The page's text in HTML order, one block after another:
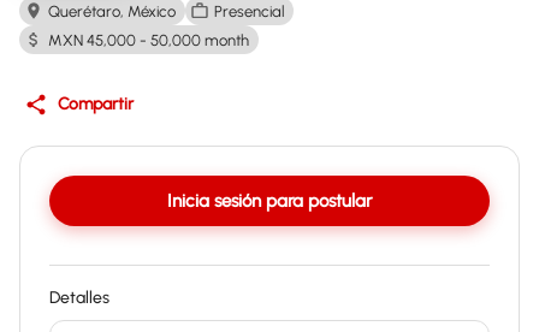
Querétaro, México
Presencial
MXN 45,000 - 50,000 month
Compartir
Inicia sesión para postular
Detalles